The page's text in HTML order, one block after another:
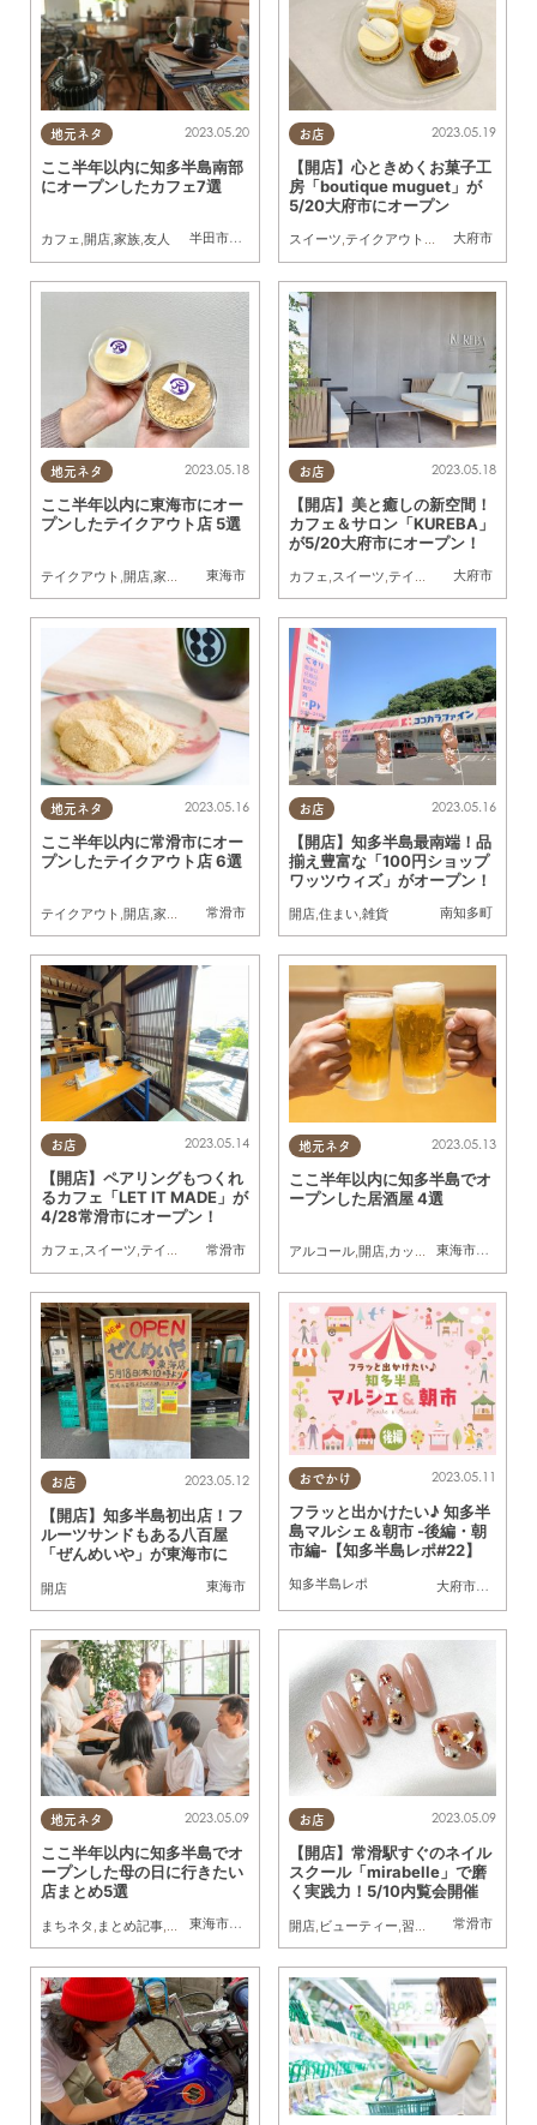
地元ネタ
半田市
,武豊町 南知多町,常滑市 ,美浜町
2023.05.20
ここ半年以内に知多半島南部
にオープンしたカフェ7選
カフェ,開店,家族,友人
お店
大府市
2023.05.19
【開店】心ときめくお菓子工
房「boutique muguet」が
5/20大府市にオープン
スイーツ,テイクアウト ,開店
地元ネタ
東海市
2023.05.18
ここ半年以内に東海市にオー
プンしたテイクアウト店 5選
テイクアウト ,開店,家族 友人
お店
大府市
2023.05.18
【開店】美と癒しの新空間！
カフェ＆サロン「KUREBA」
が5/20大府市にオープン！
カフェ,スイーツ,テイクアウト ,開店
地元ネタ
常滑市
2023.05.16
ここ半年以内に常滑市にオー
プンしたテイクアウト店 6選
テイクアウト ,開店,家族 友人
お店
南知多町
2023.05.16
【開店】知多半島最南端！品
揃え豊富な「100円ショップ
ワッツウィズ」がオープン！
開店,住まい,雑貨
お店
常滑市
2023.05.14
【開店】ペアリングもつくれ
るカフェ「LET IT MADE」が
4/28常滑市にオープン！
カフェ,スイーツ,テイクアウト ,開店 ドライブ,親子,カップル おひとりさま
地元ネタ
東海市常滑市
2023.05.13
ここ半年以内に知多半島でオ
ープンした居酒屋 4選
アルコール,開店,カップル ,友人
お店
東海市
2023.05.12
【開店】知多半島初出店！フ
ルーツサンドもある八百屋
「ぜんめいや」が東海市に
開店
おでかけ
大府市
,知多市
2023.05.11
フラッと出かけたい♪ 知多半
島マルシェ＆朝市 -後編・朝
市編-【知多半島レポ#22】
知多半島レポ
地元ネタ
東海市
,知多市 半田市
2023.05.09
ここ半年以内に知多半島でオ
ープンした母の日に行きたい
店まとめ5選
まちネタ まとめ記事 家族,母の日
お店
常滑市
2023.05.09
【開店】常滑駅すぐのネイル
スクール「mirabelle」で磨
く実践力！5/10内覧会開催
開店, ビューティー 習い事